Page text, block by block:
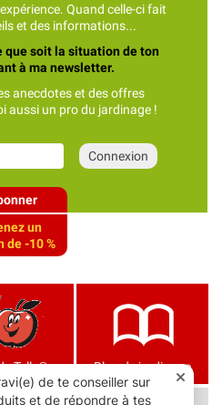
Quand celle-ci fait
et des informations...
que soit la situation de ton
à ma newsletter.
anecdotes et des offres
aussi un pro du jardinage !
un
de -10 %
Tells® Blog de jardinage